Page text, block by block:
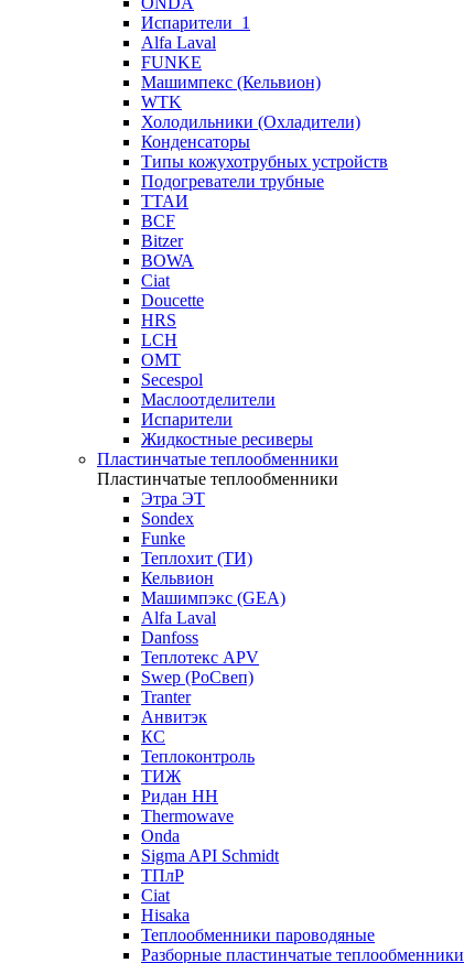
Испарители_1
Alfa Laval
FUNKE
Машимпекс (Кельвион)
WTK
Холодильники (Охладители)
Конденсаторы
Типы кожухотрубных устройств
Подогреватели трубные
ТТАИ
BCF
Bitzer
BOWA
Ciat
Doucette
HRS
LCH
OMT
Secespol
Маслоотделители
Испарители
Жидкостные ресиверы
Пластинчатые теплообменники
Пластинчатые теплообменники
Этра ЭТ
Sondex
Funke
Теплохит (ТИ)
Кельвион
Машимпэкс (GEA)
Alfa Laval
Danfoss
Теплотекс APV
Swep (РоСвеп)
Tranter
Анвитэк
КС
Теплоконтроль
ТИЖ
Ридан НН
Thermowave
Onda
Sigma API Schmidt
ТПлР
Ciat
Hisaka
Теплообменники пароводяные
Разборные пластинчатые теплообменники